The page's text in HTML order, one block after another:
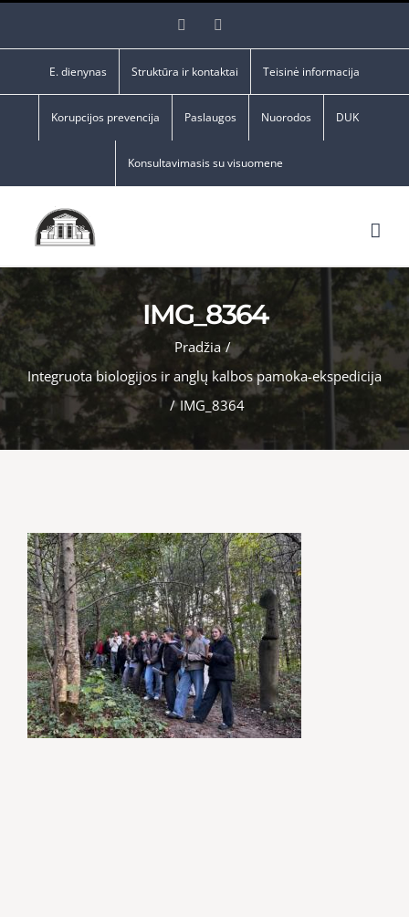
Facebook
E. dienynas Struktūra ir kontaktai Teisinė informacija
Korupcijos prevencija Paslaugos Nuorodos DUK
Konsultavimasis su visuomene
IMG_8364
Pradžia /
Integruota biologijos ir anglų kalbos pamoka-ekspedicija
/ IMG_8364